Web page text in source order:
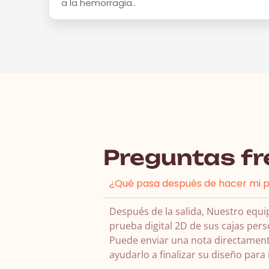
a la hemorragia..
Preguntas
¿Qué pasa después de hacer mi
Después de la salida, Nuestro
prueba digital 2D de sus cajas
Puede enviar una nota
ayudarlo a finalizar su diseño